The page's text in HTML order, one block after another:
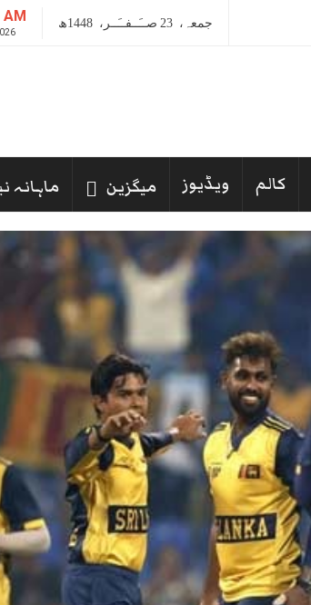
AM جمعہ، 23 صــَــفــَــر، 1448ھ
کالم ویڈیوز میگزین ماہانہ